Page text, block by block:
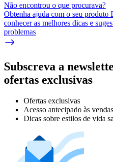
Não encontrou o que procurava?
Obtenha ajuda com o seu produto
conhecer as melhores dicas e
problemas
Subscreva a
ofertas exclusivas
Ofertas exclusivas
Acesso antecipado às vendas
Dicas sobre estilos de vida